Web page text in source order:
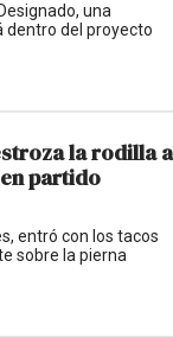
una
dentro del proyecto
la rodilla a
partido
entró con los tacos
sobre la pierna